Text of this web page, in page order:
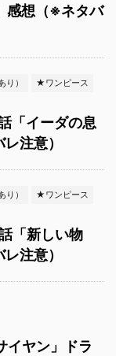
感想（※ネタバ
） ★ワンピース
「イーダの息
注意）
） ★ワンピース
「新しい物
注意）
イヤン」ドラ